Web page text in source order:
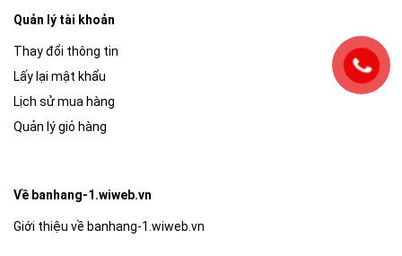
Quản lý tài khoản
Thay đổi thông tin
Lấy lại mật khẩu
Lịch sử mua hàng
Quản lý giỏ hàng
Về banhang-1.wiweb.vn
Giới thiệu về banhang-1.wiweb.vn